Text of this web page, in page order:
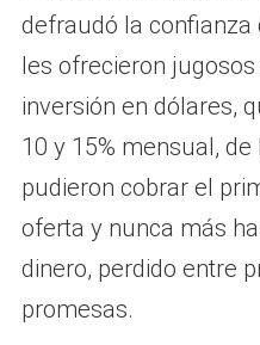
defraudó la confianza
les ofrecieron
inversión en dólares,
10 y 15% mensual,
pudieron cobrar el
oferta y nunca más
dinero, perdido entre
promesas.